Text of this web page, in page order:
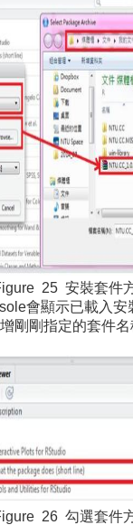
25 安裝套件
會顯示已載入安
剛剛指定的套件
26 勾選套件